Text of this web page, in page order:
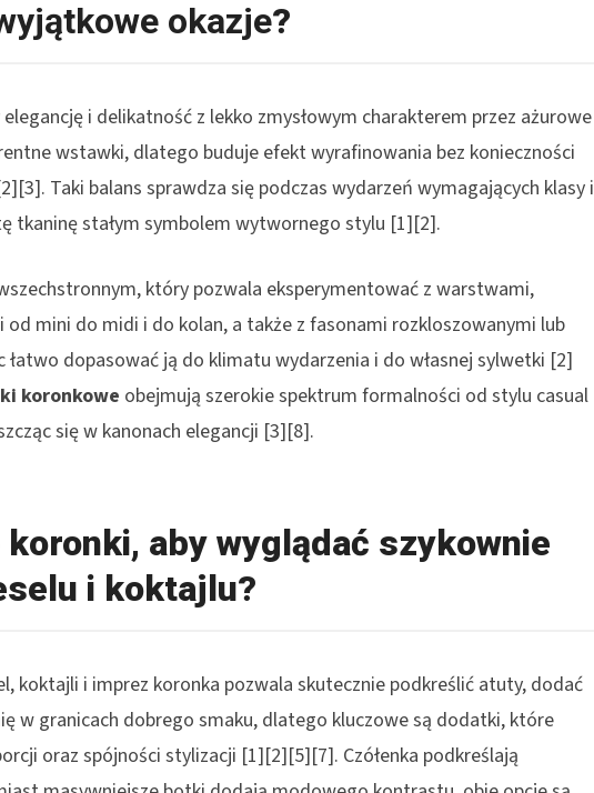
okazje?
elegancję i delikatność z lekko zmysłowym charakterem przez ażurowe
wstawki, dlatego buduje efekt wyrafinowania bez konieczności
Taki balans sprawdza się podczas wydarzeń wymagających klasy i
tkaninę stałym symbolem wytwornego stylu [1][2].
który pozwala eksperymentować z warstwami,
od mini do midi i do kolan, a także z fasonami rozkloszowanymi lub
dopasować ją do klimatu wydarzenia i do własnej sylwetki [2]
koronkowe obejmują szerokie spektrum formalności od stylu casual
się w kanonach elegancji [3][8].
koronki, aby wyglądać szykownie
i koktajlu?
koktajli i imprez koronka pozwala skutecznie podkreślić atuty, dodać
w granicach dobrego smaku, dlatego kluczowe są dodatki, które
oraz spójności stylizacji [1][2][5][7]. Czółenka podkreślają